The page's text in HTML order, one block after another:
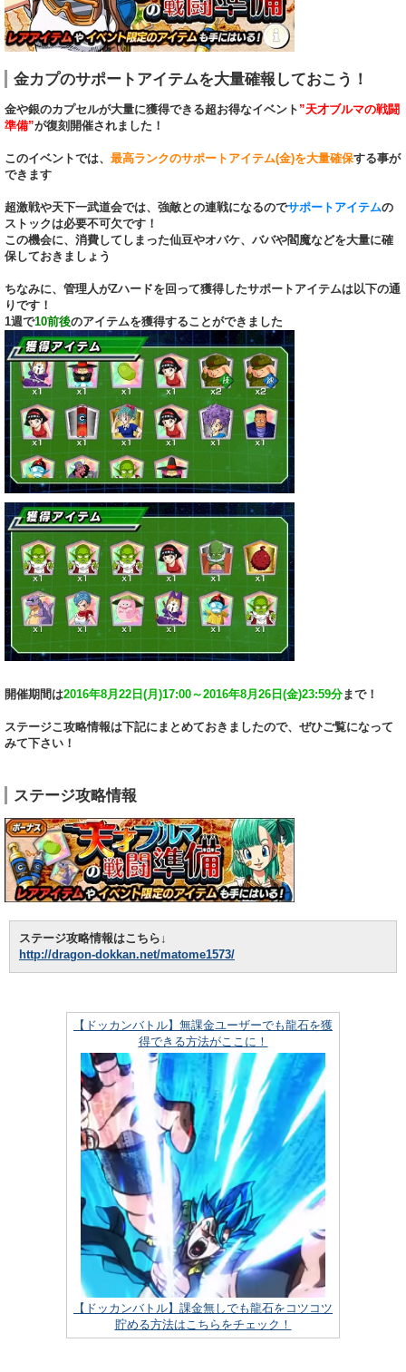
金カプのサポートアイテムを大量確報しておこう！
金や銀のカプセルが大量に獲得できる超お得なイベント ”天才ブルマの戦闘
準備”が復刻開催されました！
このイベントでは、 最高ランクのサポートアイテム(金)を大量確保する事が
できます
超激戦や天下一武道会では、強敵との連戦になるのでサポートアイテムの
ストックは必要不可欠です！
この機会に、消費してしまった仙豆やオバケ、ババや閻魔などを大量に確
保しておきましょう
ちなみに、管理人がZハードを回って獲得したサポートアイテムは以下の通
りです！
1週で10前後のアイテムを獲得することができました
開催期間は2016年8月22日(月)17:00～2016年8月26日(金)23:59分まで！
ステージこ攻略情報は下記にまとめておきましたので、ぜひご覧になって
みて下さい！
ステージ攻略情報
ステージ攻略情報はこちら↓
http://dragon-dokkan.net/matome1573/
【ドッカンバトル】無課金ユーザーでも龍石を獲
得できる方法がここに！
【ドッカンバトル】課金無しでも龍石をコツコツ
貯める方法はこちらをチェック！